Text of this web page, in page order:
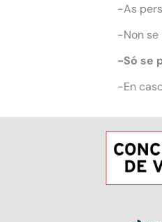
-As
-Non se
-Só se
-En